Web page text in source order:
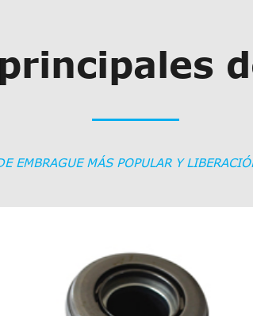
EMBRAGUE MÁS POPULAR Y